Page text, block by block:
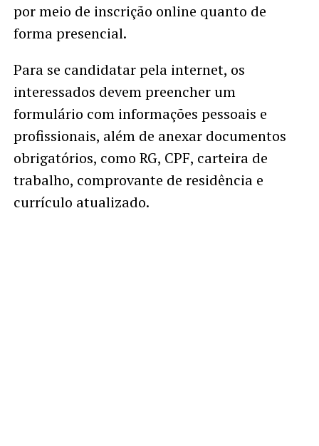
por meio de inscrição online quanto de
forma presencial.
Para se candidatar pela internet, os
interessados devem preencher um
formulário com informações pessoais e
profissionais, além de anexar documentos
obrigatórios, como RG, CPF, carteira de
trabalho, comprovante de residência e
currículo atualizado.